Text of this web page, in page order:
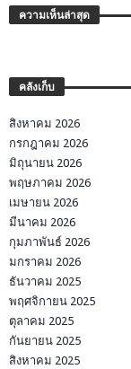
ความเห็นล่าสุด
คลังเก็บ
สิงหาคม 2026
กรกฎาคม 2026
มิถุนายน 2026
พฤษภาคม 2026
เมษายน 2026
มีนาคม 2026
กุมภาพันธ์ 2026
มกราคม 2026
ธันวาคม 2025
พฤศจิกายน 2025
ตุลาคม 2025
กันยายน 2025
สิงหาคม 2025